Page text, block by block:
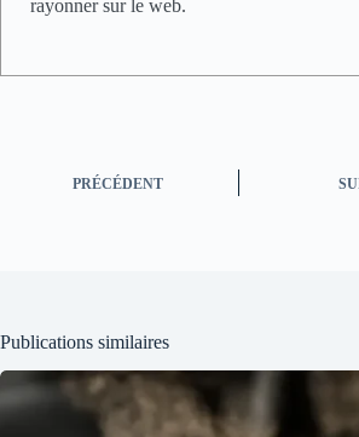
rayonner sur le web.
PRÉCÉDENT
Publications similaires